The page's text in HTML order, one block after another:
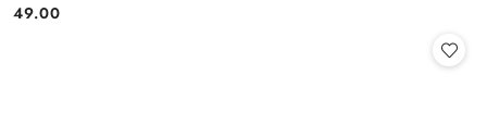
Cena:
49.00